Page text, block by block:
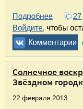
Подробнее о
27
Войдите, чтобы
Комментарии
Солнечное
Звёздном
22 февраля 2013